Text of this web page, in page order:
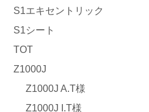
S1エキセントリック
S1シート
TOT
Z1000J
Z1000J A.T様
Z1000J I.T様